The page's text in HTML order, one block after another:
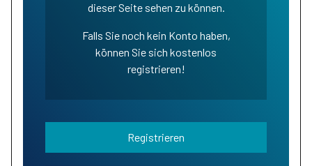
dieser Seite sehen zu können.
Falls Sie noch kein Konto haben,
können Sie sich kostenlos
registrieren!
Registrieren